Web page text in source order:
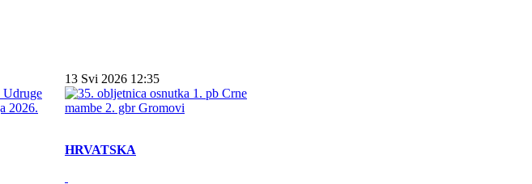
13 Svi 2026 12:35
HRVATSKA